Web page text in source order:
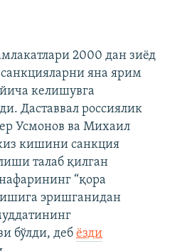
2000 дан зиёд
яна ярим
келишувга
Даставвал россиялик
Усмонов ва Михаил
кишини санкция
талаб қилган
“қора
эришганидан
бўлди, деб ёзди